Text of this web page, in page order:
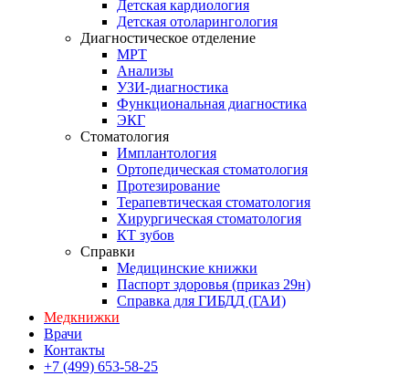
Детская кардиология
Детская отоларингология
Диагностическое отделение
МРТ
Анализы
УЗИ-диагностика
Функциональная диагностика
ЭКГ
Стоматология
Имплантология
Ортопедическая стоматология
Протезирование
Терапевтическая стоматология
Хирургическая стоматология
КТ зубов
Справки
Медицинские книжки
Паспорт здоровья (приказ 29н)
Справка для ГИБДД (ГАИ)
Медкнижки
Врачи
Контакты
+7 (499) 653-58-25